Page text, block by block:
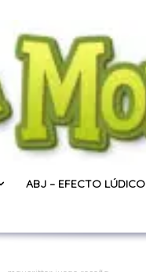
ABJ – EFECTO LÚDICO